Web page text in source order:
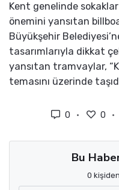
Kent genelinde sokaklar
önemini yansıtan
Büyükşehir
tasarımlarıyla dikkat
yansıtan tramvaylar,
temasını üzerinde
0 0
Bu
0